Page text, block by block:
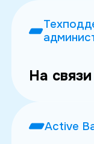
На
Active